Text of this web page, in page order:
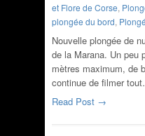
et Flore de Corse,
plongée du bord,
Nouvelle plongée de
de la Marana. Un peu
mètres maximum, de
continue de filmer
Read Post →